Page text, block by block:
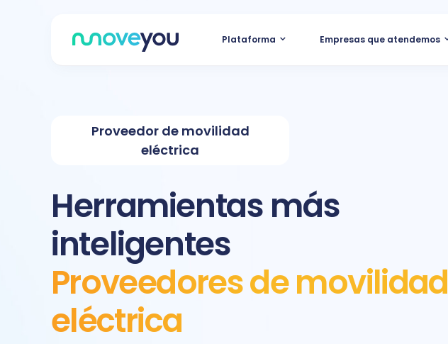
Plataforma Empresas que atendemos
Proveedor de movilidad
eléctrica
Herramientas más
inteligentes
Proveedores de movilidad
eléctrica